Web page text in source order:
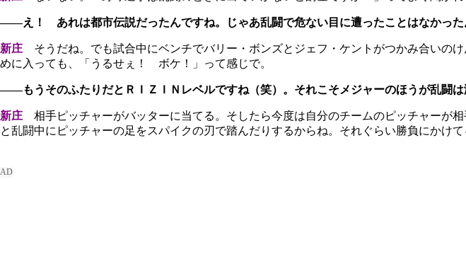
――え！ あれは都市伝説だったんですね。じゃあ乱闘で危ない目に遭ったことはなかった
新庄 そうだね。でも試合中にベンチでバリー・ボンズとジェフ・ケントがつかみ合いの
めに入っても、「うるせぇ！ ボケ！」って感じで。
――もうそのふたりだとＲＩＺＩＮレベルですね（笑）。それこそメジャーのほうが乱闘は
新庄 相手ピッチャーがバッターに当てる。そしたら今度は自分のチームのピッチャーが
と乱闘中にピッチャーの足をスパイクの刃で踏んだりするからね。それぐらい勝負にかけて